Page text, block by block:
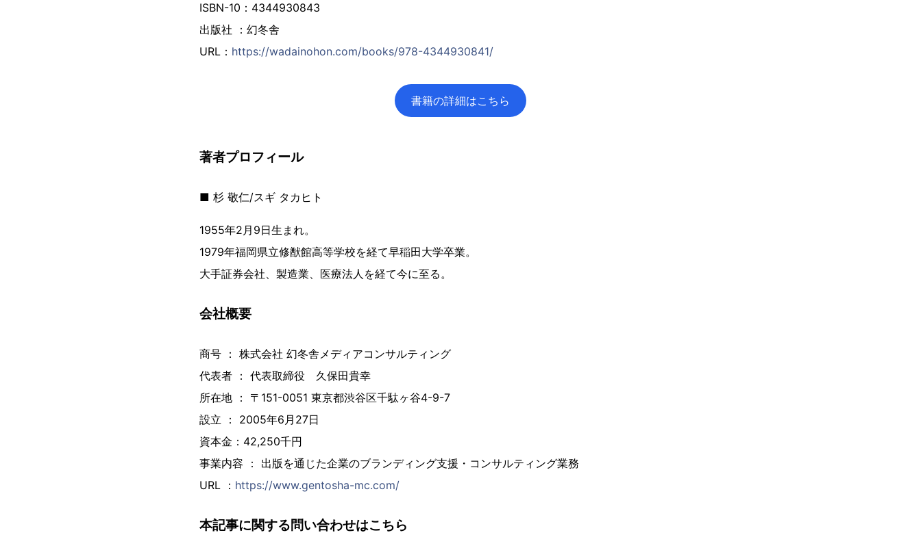
ISBN-10：4344930843
出版社 ：幻冬舎
URL： https://wadainohon.com/books/978-4344930841/
書籍の詳細はこちら
著者プロフィール
■ 杉 敬仁/スギ タカヒト
1955年2月9日生まれ。
1979年福岡県立修猷館高等学校を経て早稲田大学卒業。
大手証券会社、製造業、医療法人を経て今に至る。
会社概要
商号 ： 株式会社 幻冬舎メディアコンサルティング
代表者 ： 代表取締役 久保田貴幸
所在地 ： 〒151-0051 東京都渋谷区千駄ヶ谷4-9-7
設立 ： 2005年6月27日
資本金：42,250千円
事業内容 ： 出版を通じた企業のブランディング支援・コンサルティング業務
URL ： https://www.gentosha-mc.com/
本記事に関する問い合わせはこちら